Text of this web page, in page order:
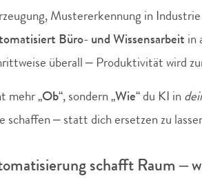
Mustererkennung in
Büro- und Wissensarbeit in
überall – Produktivität wird
mehr„Ob“, sondern„Wie“du KI in
schaffen – statt dich ersetzen zu
schafft Raum –